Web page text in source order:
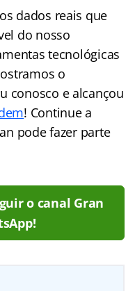
dados reais que
do nosso
tecnológicas
o
conosco e alcançou
! Continue a
pode fazer parte
o canal Gran